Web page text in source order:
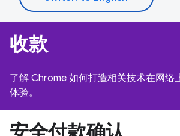
收款
了解 Chrome 如何打造相关技术在网络
体验。